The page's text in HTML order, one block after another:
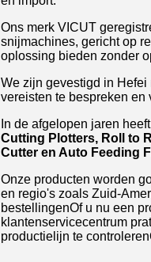
Ons merk VICUT
snijmachines, gericht op
oplossing bieden zonder
We zijn gevestigd in
vereisten te bespreken en
In de afgelopen jaren
Cutting Plotters, Roll to
Cutter en Auto Feeding
Onze producten worden
en regio's zoals Zuid-
bestellingenOf u nu een
klantenservicecentrum
productielijn te